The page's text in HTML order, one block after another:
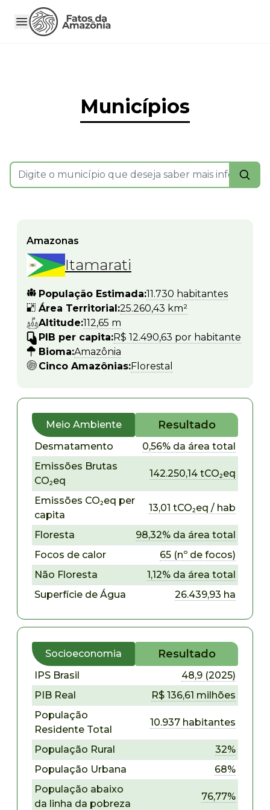
Municípios
Amazonas
Itamarati
População Estimada:11.730 habitantes
Área Territorial:25.260,43 km²
Altitude:112,65 m
PIB per capita:R$ 12.490,63 por habitante
Bioma:Amazônia
Cinco Amazônias:Florestal
Meio Ambiente Resultado
Desmatamento
0,56% da área total
Emissões Brutas
CO₂eq
142.250,14 tCO₂eq
Emissões CO₂eq per
capita
13,01 tCO₂eq / hab
Floresta
98,32% da área total
Focos de calor
65 (nº de focos)
Não Floresta
1,12% da área total
Superfície de Água
26.439,93 ha
Socioeconomia Resultado
IPS Brasil
48,9 (2025)
PIB Real
R$ 136,61 milhões
População
Residente Total
10.937 habitantes
População Rural
32%
População Urbana
68%
População abaixo
da linha da pobreza
76,77%